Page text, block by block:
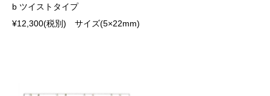
b ツイストタイプ
¥12,300(税別) サイズ(5×22mm)